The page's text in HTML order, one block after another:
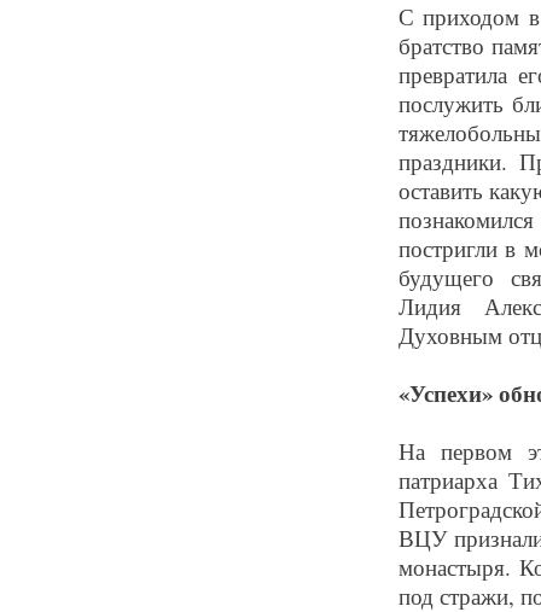
С приходом
братство
превратила
послужить
праздники.
оставить
постригли в
будущего
Лидия
Духовным
«Успехи»
На первом
патриарха
ВЦУ
монастыря.
под стражи,